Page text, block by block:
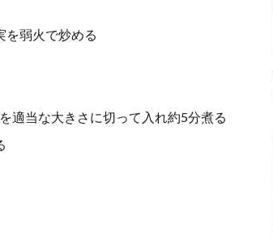
を弱火で炒める
適当な大きさに切って入れ約5分煮る